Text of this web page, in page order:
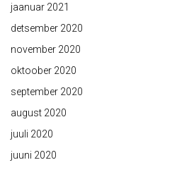
jaanuar 2021
detsember 2020
november 2020
oktoober 2020
september 2020
august 2020
juuli 2020
juuni 2020